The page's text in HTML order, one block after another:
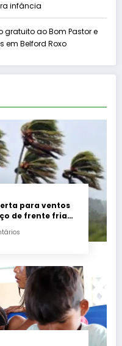
infância
ao Bom Pastor e
Belford Roxo
para ventos
de frente fria